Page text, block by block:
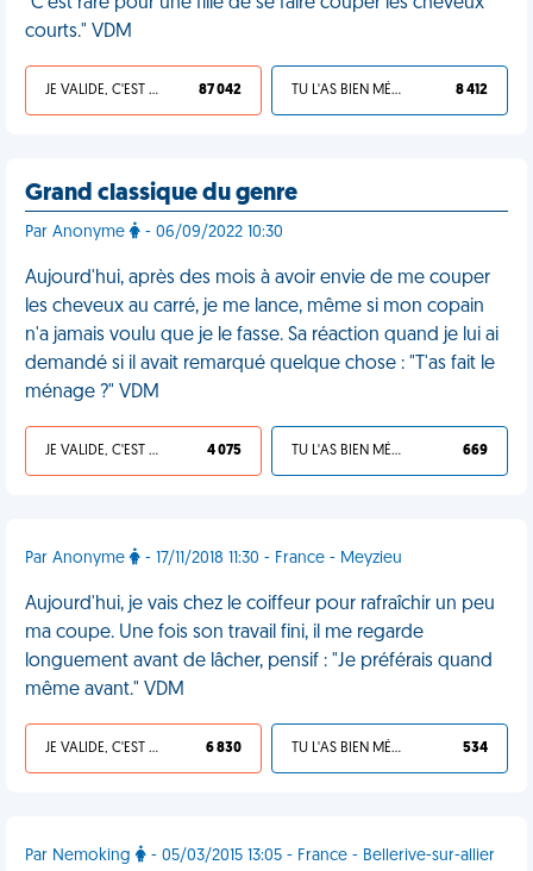
courts." VDM
JE VALIDE, C'EST UNE VDM 87 042 TU L'AS BIEN MÉRITÉ 8 412
Grand classique du genre
Par Anonyme - 06/09/2022 10:30
Aujourd'hui, après des mois à avoir envie de me couper
les cheveux au carré, je me lance, même si mon copain
n'a jamais voulu que je le fasse. Sa réaction quand je lui ai
demandé si il avait remarqué quelque chose : "T'as fait le
ménage ?" VDM
JE VALIDE, C'EST UNE VDM 4 075 TU L'AS BIEN MÉRITÉ 669
Par Anonyme - 17/11/2018 11:30 - France - Meyzieu
Aujourd'hui, je vais chez le coiffeur pour rafraîchir un peu
ma coupe. Une fois son travail fini, il me regarde
longuement avant de lâcher, pensif : "Je préférais quand
même avant." VDM
JE VALIDE, C'EST UNE VDM 6 830 TU L'AS BIEN MÉRITÉ 534
Par Nemoking - 05/03/2015 13:05 - France - Bellerive-sur-allier